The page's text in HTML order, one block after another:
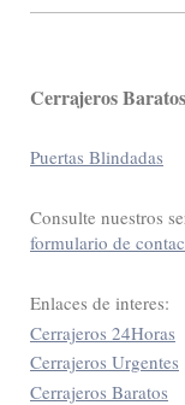
Cerrajeros Baratos
Puertas Blindadas
Consulte nuestros
formulario de
Enlaces de interes:
Cerrajeros 24Horas
Cerrajeros Urgentes
Cerrajeros Baratos